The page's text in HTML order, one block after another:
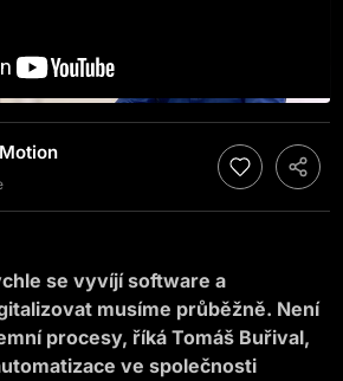
se vyvíjí software a
musíme průběžně. Není
procesy, říká Tomáš Buřival,
ve společnosti